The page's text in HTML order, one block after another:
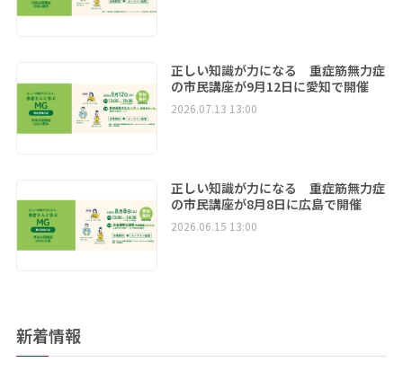
正しい知識が力になる 重症筋無力症
の市民講座が9月12日に愛知で開催
2026.07.13 13:00
正しい知識が力になる 重症筋無力症
の市民講座が8月8日に広島で開催
2026.06.15 13:00
新着情報